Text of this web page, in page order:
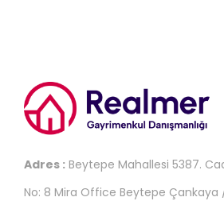
Adres : Beytepe Mahallesi 5387.
No: 8 Mira Office Beytepe Çankaya /